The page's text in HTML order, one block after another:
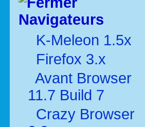
Navigateurs
K-Meleon 1.5x
Firefox 3.x
Avant Browser
11.7 Build 7
Crazy Browser